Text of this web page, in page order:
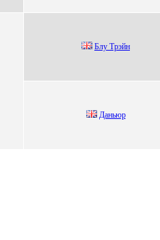
Блу Трэйн
Даньюp